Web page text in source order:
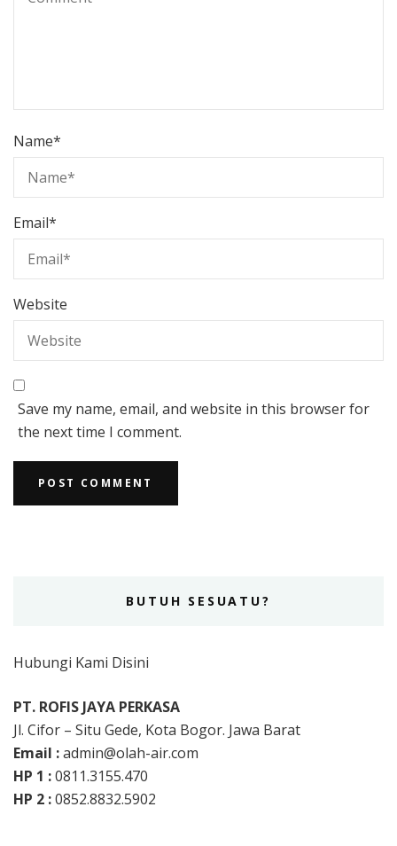
Name*
Email*
Website
Save my name, email, and website in this browser for
the next time I comment.
BUTUH SESUATU?
Hubungi Kami Disini
PT. ROFIS JAYA PERKASA
Jl. Cifor – Situ Gede, Kota Bogor. Jawa Barat
Email :admin@olah-air.com
HP 1 :0811.3155.470
HP 2 :0852.8832.5902